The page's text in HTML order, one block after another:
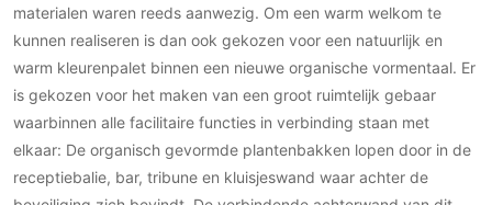
Wandafwerking
Beton Ciré
Behang / Wandtextiel
materialen waren reeds aanwezig. Om een warm welkom te
kunnen realiseren is dan ook gekozen voor een natuurlijk en
warm kleurenpalet binnen een nieuwe organische vormentaal. Er
is gekozen voor het maken van een groot ruimtelijk gebaar
waarbinnen alle facilitaire functies in verbinding staan met
elkaar: De organisch gevormde plantenbakken lopen door in de
receptiebalie, bar, tribune en kluisjeswand waar achter de